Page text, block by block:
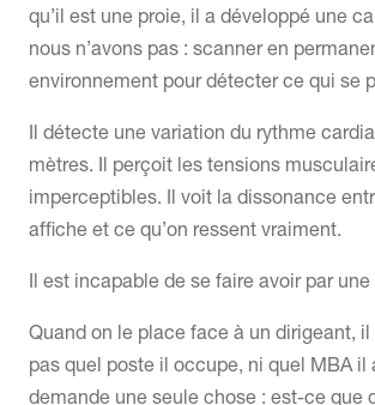
qu’il est une proie, il a développé une
nous n’avons pas : scanner en
environnement pour détecter ce qui se
Il détecte une variation du rythme
mètres. Il perçoit les tensions
imperceptibles. Il voit la dissonance
affiche et ce qu’on ressent vraiment.
Il est incapable de se faire avoir par une
Quand on le place face à un dirigeant, il
pas quel poste il occupe, ni quel MBA il
demande une seule chose : est-ce que